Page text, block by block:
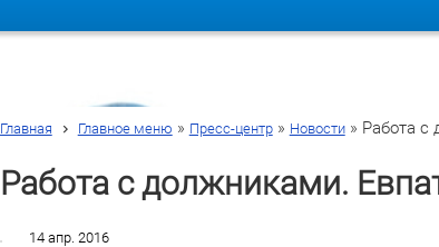
Главная Главное меню » Пресс-центр» Новости» Работа с
Работа с должниками.
14 апр. 2016